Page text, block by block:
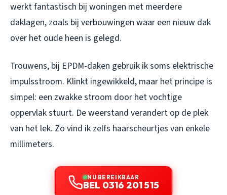
werkt fantastisch bij woningen met meerdere
daklagen, zoals bij verbouwingen waar een nieuw dak
over het oude heen is gelegd.
Trouwens, bij EPDM-daken gebruik ik soms elektrische
impulsstroom. Klinkt ingewikkeld, maar het principe is
simpel: een zwakke stroom door het vochtige
oppervlak stuurt. De weerstand verandert op de plek
van het lek. Zo vind ik zelfs haarscheurtjes van enkele
millimeters.
NU BEREIKBAAR
BEL 0316 201 515